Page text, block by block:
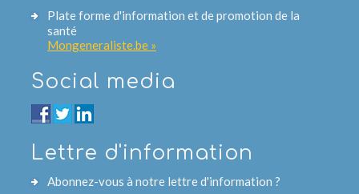
Plate forme d'information et de promotion de la
santé
Mongeneraliste.be »
Social media
Lettre d'information
Abonnez-vous à notre lettre d'information ?